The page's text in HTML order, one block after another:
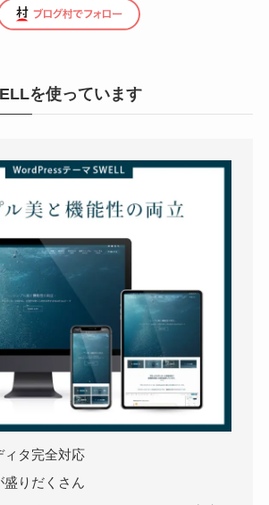
を使っています
ィタ完全対応
盛りだくさん